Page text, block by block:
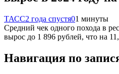
ТАСС2 года спустя01 минуты
Средний чек одного похода в
вырос до 1 896 рублей, что на
Навигация по